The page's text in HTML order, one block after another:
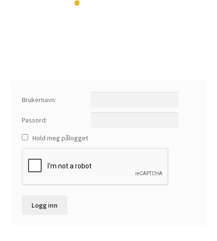
Brukernavn:
Passord:
Hold meg pålogget
Logg inn